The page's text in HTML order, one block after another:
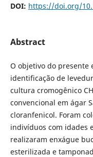
DOI: https://doi.org/
Abstract
O objetivo do presente
identificação de
cultura cromogênico
convencional em ágar
cloranfenicol. Foram
indivíduos com idades
realizaram enxágue
esterilizada e